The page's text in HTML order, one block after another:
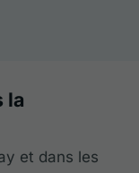
la
et dans les